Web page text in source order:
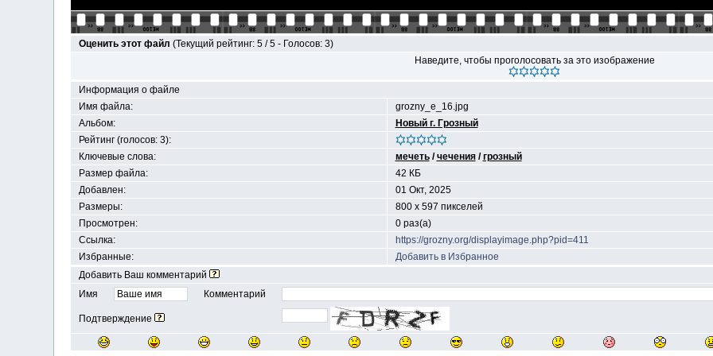
Оценить этот файл (Текущий рейтинг: 5 / 5 - Голосов: 3)
Наведите, чтобы проголосовать за это изображение
Информация о файле
Имя файла:
grozny_e_16.jpg
Альбом:
Новый г. Грозный
Рейтинг (голосов: 3):
Ключевые слова:
мечеть/чечения/грозный
Размер файла:
42 КБ
Добавлен:
01 Окт, 2025
Размеры:
800 x 597 пикселей
Просмотрен:
0 раз(а)
Ссылка:
https://grozny.org/displayimage.php?pid=411
Избранные:
Добавить в Избранное
Добавить Ваш комментарий
Имя
Комментарий
Подтверждение